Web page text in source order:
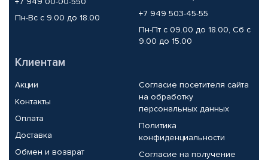
Пн-Вс с 9.00 до 18.00
+7 949 503-45-55
Пн-Пт с 09.00 до 18.00, Сб с
9.00 до 15.00
Клиентам
Акции
Контакты
Оплата
Доставка
Обмен и возврат
Согласие посетителя сайта
на обработку
персональных данных
Политика
конфиденциальности
Согласие на получение